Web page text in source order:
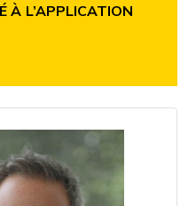
À L’APPLICATION